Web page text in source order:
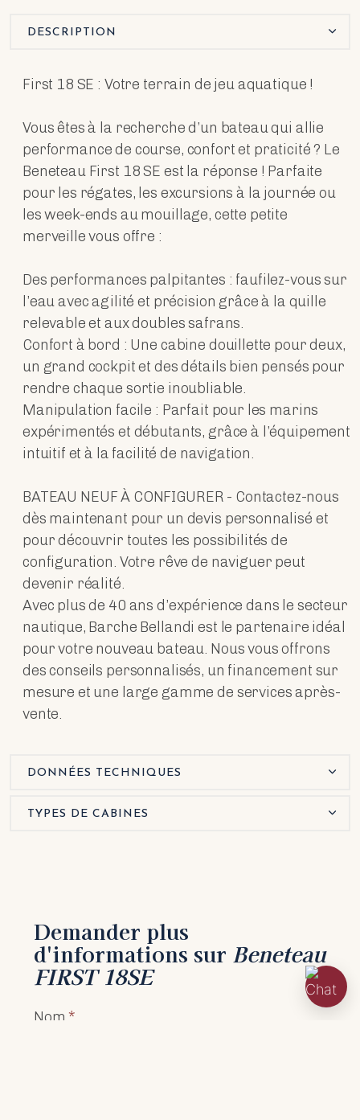
DESCRIPTION
First 18 SE : Votre terrain de jeu aquatique !
Vous êtes à la recherche d’un bateau qui allie
performance de course, confort et praticité ? Le
Beneteau First 18 SE est la réponse ! Parfaite
pour les régates, les excursions à la journée ou
les week-ends au mouillage, cette petite
merveille vous offre :
Des performances palpitantes : faufilez-vous sur
l’eau avec agilité et précision grâce à la quille
relevable et aux doubles safrans.
Confort à bord : Une cabine douillette pour deux,
un grand cockpit et des détails bien pensés pour
rendre chaque sortie inoubliable.
Manipulation facile : Parfait pour les marins
expérimentés et débutants, grâce à l’équipement
intuitif et à la facilité de navigation.
BATEAU NEUF À CONFIGURER - Contactez-nous
dès maintenant pour un devis personnalisé et
pour découvrir toutes les possibilités de
configuration. Votre rêve de naviguer peut
devenir réalité.
Avec plus de 40 ans d’expérience dans le secteur
nautique, Barche Bellandi est le partenaire idéal
pour votre nouveau bateau. Nous vous offrons
des conseils personnalisés, un financement sur
mesure et une large gamme de services après-
vente.
DONNÉES TECHNIQUES
TYPES DE CABINES
Demander plus
d'informations sur Beneteau
FIRST 18SE
Nom*